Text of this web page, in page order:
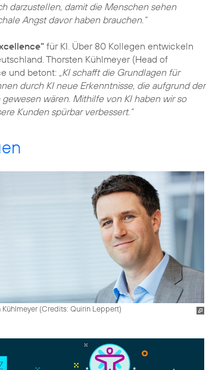
darzustellen, damit die Menschen sehen
Angst davor haben brauchen.“
für KI. Über 80 Kollegen entwickeln
Thorsten Kühlmeyer (Head of
und betont: „KI schafft die Grundlagen für
durch KI neue Erkenntnisse, die aufgrund der
wären. Mithilfe von KI haben wir so
Kunden spürbar verbessert.“
(Credits: Quirin Leppert)